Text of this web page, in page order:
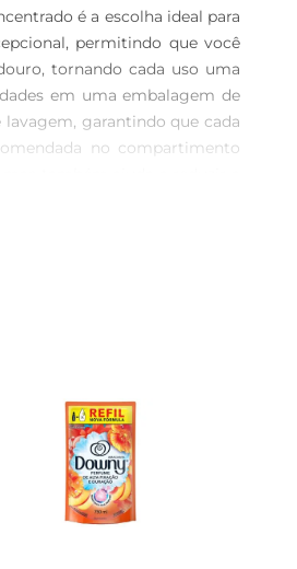
é a escolha ideal para
permitindo que você
tornando cada uso uma
em uma embalagem de
garantindo que cada
no compartimento
passar ou manusearsem um